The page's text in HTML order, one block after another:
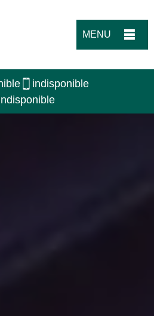
MENU
indisponible